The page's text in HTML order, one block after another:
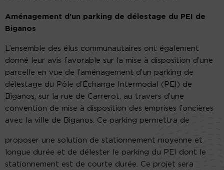
Aménagement d’un parking de délestage du PEI de
Biganos
L’ensemble des élus communautaires ont également
donné leur avis favorable sur la mise à disposition d’une
parcelle en vue de l’aménagement d’un parking de
délestage du Pôle d’Échange Intermodal (PEI) de
Biganos, sur la rue de Carrerot, au travers d’une
convention de mise à disposition des emprises foncières
avec la ville de Biganos. Ce parking permettra de
proposer une solution de stationnement moyenne et
longue durée et de délester le parking du PEI dont le
stationnement est de courte durée. Ce projet sera